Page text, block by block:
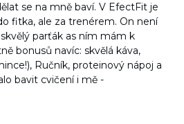
se na mně baví. V EfectFit je
fitka, ale za trenérem. On není
parťák as ním mám k
bonusů navíc: skvělá káva,
Ručník, proteinový nápoj a
bavit cvičení i mě -